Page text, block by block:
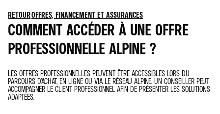
RETOUROFFRES, FINANCEMENT ET ASSURANCES
COMMENT ACCÉDER À UNE OFFRE
PROFESSIONNELLE ALPINE ?
LES OFFRES PROFESSIONNELLES PEUVENT ÊTRE ACCESSIBLES LORS DU
PARCOURS D’ACHAT, EN LIGNE OU VIA LE RÉSEAU ALPINE. UN CONSEILLER PEUT
ACCOMPAGNER LE CLIENT PROFESSIONNEL AFIN DE PRÉSENTER LES SOLUTIONS
ADAPTÉES.